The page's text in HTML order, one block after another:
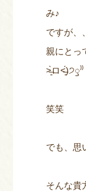
み♪
ですが、
親にとっ
˃̶͈̀ロ˂̶͈́)੭ꠥ⁾⁾
笑笑
でも、思
そんな貴